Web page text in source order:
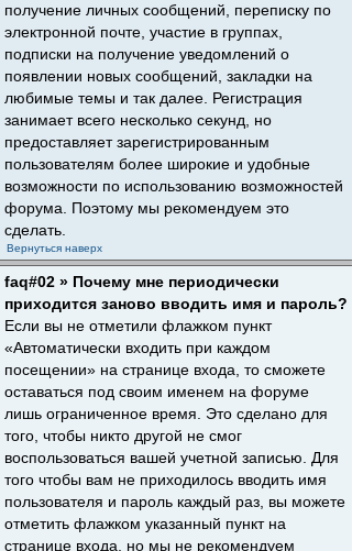
получение личных сообщений, переписку по
электронной почте, участие в группах,
подписки на получение уведомлений о
появлении новых сообщений, закладки на
любимые темы и так далее. Регистрация
занимает всего несколько секунд, но
предоставляет зарегистрированным
пользователям более широкие и удобные
возможности по использованию возможностей
форума. Поэтому мы рекомендуем это
сделать.
Вернуться наверх
faq#02 » Почему мне периодически
приходится заново вводить имя и пароль?
Если вы не отметили флажком пункт
«Автоматически входить при каждом
посещении» на странице входа, то сможете
оставаться под своим именем на форуме
лишь ограниченное время. Это сделано для
того, чтобы никто другой не смог
воспользоваться вашей учетной записью. Для
того чтобы вам не приходилось вводить имя
пользователя и пароль каждый раз, вы можете
отметить флажком указанный пункт на
странице входа, но мы не рекомендуем